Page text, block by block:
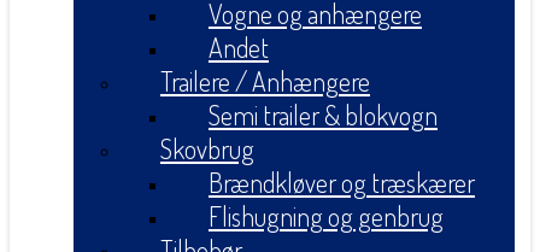
Vogne og anhængere
Andet
Trailere / Anhængere
Semi trailer & blokvogn
Skovbrug
Brændkløver og træskærer
Flishugning og genbrug